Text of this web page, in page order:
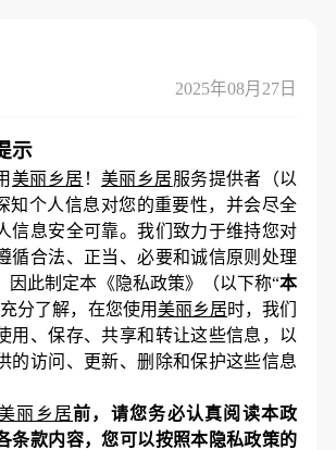
2025年08月27日
示
美丽乡居 ！美丽乡居服务提供者（以
知个人信息对您的重要性，并会尽全
信息安全可靠。我们致力于维持您对
循合法、正当、必要和诚信原则处理
因此制定本《隐私政策》（以下称“本
分了解，在您使用美丽乡居时，我们
用、保存、共享和转让这些信息，以
的访问、更新、删除和保护这些信息
丽乡居前，请您务必认真阅读本政
条款内容，您可以按照本隐私政策的